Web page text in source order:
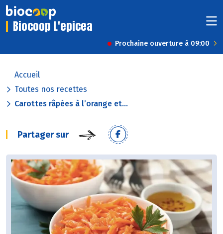
Biocoop L'epicea
Prochaine ouverture à 09:00
Accueil
Toutes nos recettes
Carottes râpées à l’orange et...
Partager sur